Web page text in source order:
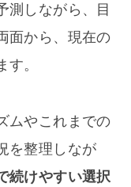
測しながら、目
面から、現在の
。
ムやこれまでの
を整理しなが
続けやすい選択